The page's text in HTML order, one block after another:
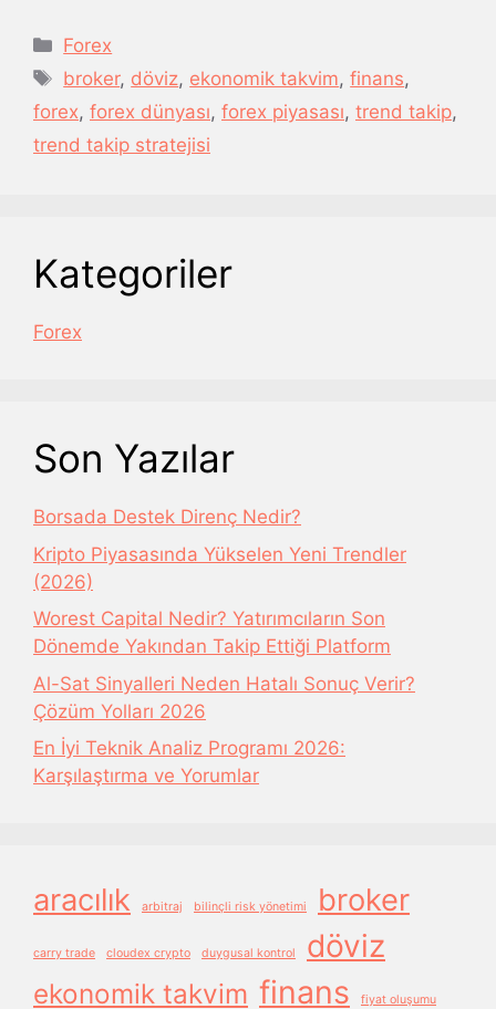
Kategoriler
Forex
Etiketler
broker, döviz, ekonomik takvim,finans,
forex, forex dünyası, forex piyasası, trend takip,
trend takip stratejisi
Kategoriler
Forex
Son Yazılar
Borsada Destek Direnç Nedir?
Kripto Piyasasında Yükselen Yeni Trendler
(2026)
Worest Capital Nedir? Yatırımcıların Son
Dönemde Yakından Takip Ettiği Platform
Al-Sat Sinyalleri Neden Hatalı Sonuç Verir?
Çözüm Yolları 2026
En İyi Teknik Analiz Programı 2026:
Karşılaştırma ve Yorumlar
aracılık arbitraj bilinçli risk yönetimi broker
carry trade cloudex crypto duygusal kontrol döviz
ekonomik takvim finans fiyat oluşumu